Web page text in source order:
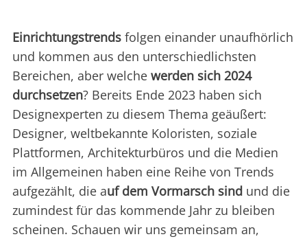
Einrichtungstrends folgen einander unaufhörlich
und kommen aus den unterschiedlichsten
Bereichen, aber welche werden sich 2024
durchsetzen? Bereits Ende 2023 haben sich
Designexperten zu diesem Thema geäußert:
Designer, weltbekannte Koloristen, soziale
Plattformen, Architekturbüros und die Medien
im Allgemeinen haben eine Reihe von Trends
aufgezählt, die auf dem Vormarsch sind und die
zumindest für das kommende Jahr zu bleiben
scheinen. Schauen wir uns gemeinsam an,